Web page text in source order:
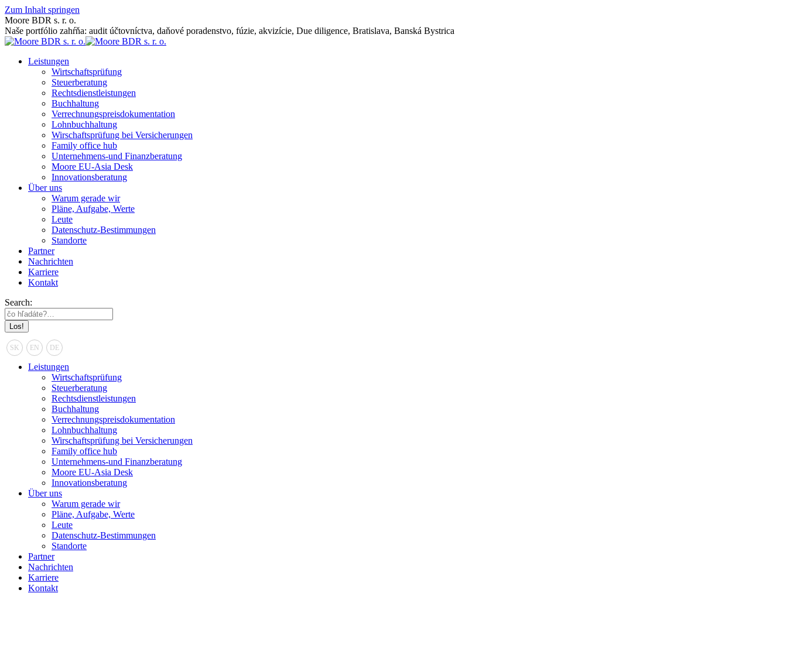
Zum Inhalt springen
Moore BDR s. r. o.
Naše portfólio zahŕňa: audit účtovníctva, daňové poradenstvo, fúzie, akvizície, Due diligence, Bratislava, Banská Bystrica
Leistungen
Wirtschaftsprüfung
Steuerberatung
Rechtsdienstleistungen
Buchhaltung
Verrechnungspreisdokumentation
Lohnbuchhaltung
Wirschaftsprüfung bei Versicherungen
Family office hub
Unternehmens-und Finanzberatung
Moore EU-Asia Desk
Innovationsberatung
Über uns
Warum gerade wir
Pläne, Aufgabe, Werte
Leute
Datenschutz-Bestimmungen
Standorte
Partner
Nachrichten
Karriere
Kontakt
Search:
SK EN DE
Leistungen
Wirtschaftsprüfung
Steuerberatung
Rechtsdienstleistungen
Buchhaltung
Verrechnungspreisdokumentation
Lohnbuchhaltung
Wirschaftsprüfung bei Versicherungen
Family office hub
Unternehmens-und Finanzberatung
Moore EU-Asia Desk
Innovationsberatung
Über uns
Warum gerade wir
Pläne, Aufgabe, Werte
Leute
Datenschutz-Bestimmungen
Standorte
Partner
Nachrichten
Karriere
Kontakt